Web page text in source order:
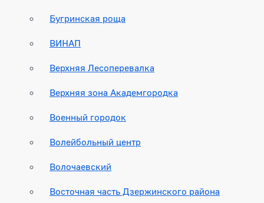
Бугринская роща
ВИНАП
Верхняя Лесоперевалка
Верхняя зона Академгородка
Военный городок
Волейбольный центр
Волочаевский
Восточная часть Дзержинского района